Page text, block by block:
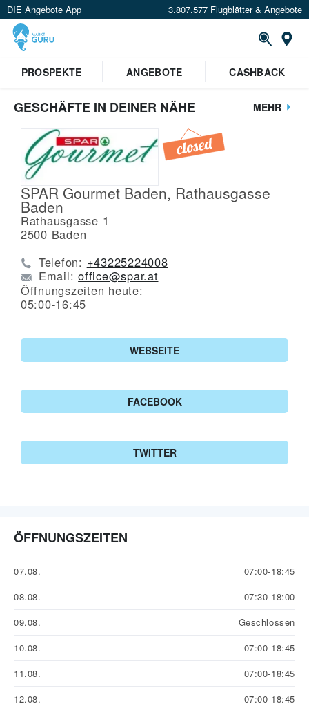
DIE Angebote App 3.807.577 Flugblätter & Angebote
PROSPEKTE
ANGEBOTE CASHBACK
GESCHÄFTE IN DEINER NÄHE MEHR
SPAR Gourmet Baden, Rathausgasse
Baden
Rathausgasse 1
2500 Baden
Telefon: +43225224008
Email:office@spar.at
Öffnungszeiten heute:
05:00-16:45
WEBSEITE
FACEBOOK
TWITTER
ÖFFNUNGSZEITEN
07.08.
07:00-18:45
08.08.
07:30-18:00
09.08.
Geschlossen
10.08.
07:00-18:45
11.08.
07:00-18:45
12.08.
07:00-18:45